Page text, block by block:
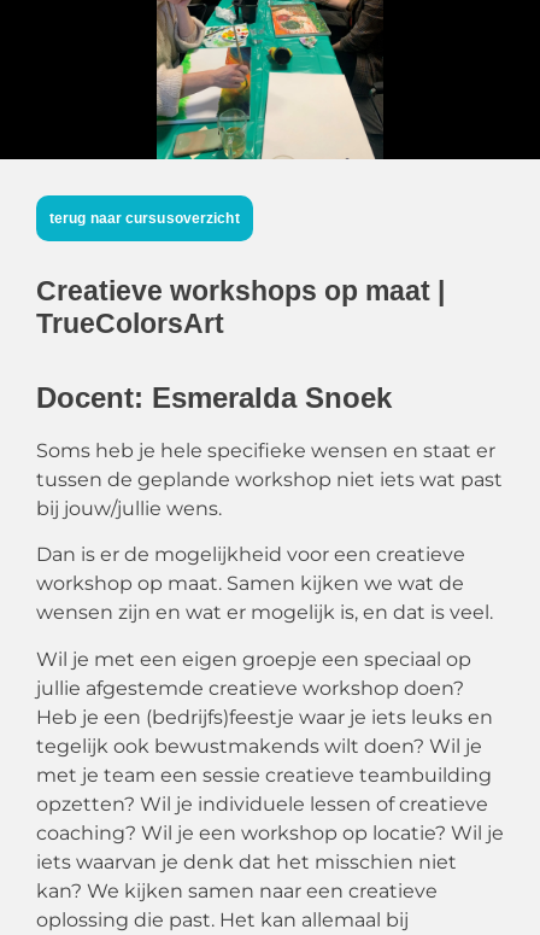
terug naar cursusoverzicht
Creatieve workshops op maat |
TrueColorsArt
Docent: Esmeralda Snoek
Soms heb je hele specifieke wensen en staat er
tussen de geplande workshop niet iets wat past
bij jouw/jullie wens.
Dan is er de mogelijkheid voor een creatieve
workshop op maat. Samen kijken we wat de
wensen zijn en wat er mogelijk is, en dat is veel.
Wil je met een eigen groepje een speciaal op
jullie afgestemde creatieve workshop doen?
Heb je een (bedrijfs)feestje waar je iets leuks en
tegelijk ook bewustmakends wilt doen? Wil je
met je team een sessie creatieve teambuilding
opzetten? Wil je individuele lessen of creatieve
coaching? Wil je een workshop op locatie? Wil je
iets waarvan je denk dat het misschien niet
kan? We kijken samen naar een creatieve
oplossing die past. Het kan allemaal bij